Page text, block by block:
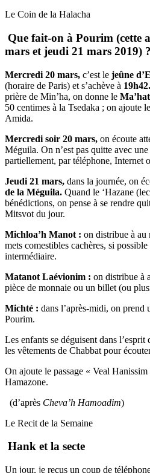
Le Coin de la Halacha
Que fait-on à Pourim (cette
mars et jeudi 21 mars 2019) ?
Mercredi 20 mars, c’est le jeûne
(horaire de Paris) et s’achève à 19h42.
prière de Min’ha, on donne le
50 centimes à la Tsedaka ; on ajoute
Amida.
Mercredi soir 20 mars, on écoute
Méguila. On n’est pas quitte avec
partiellement, par téléphone, Internet
Jeudi 21 mars, dans la journée, on
de la Méguila. Quand le ‘Hazane
bénédictions, on pense à se rendre
Mitsvot du jour.
Michloa’h Manot : on distribue à au
mets comestibles cachères, si
intermédiaire.
Matanot Laévionim : on distribue à
pièce de monnaie ou un billet (ou
Michté : dans l’après-midi, on prend
Pourim.
Les enfants se déguisent dans
les vêtements de Chabbat pour
On ajoute le passage « Veal
Hamazone.
(d’après Cheva’h Hamoadim)
Le Recit de la Semaine
Hank et la secte
Un jour, je reçus un coup de